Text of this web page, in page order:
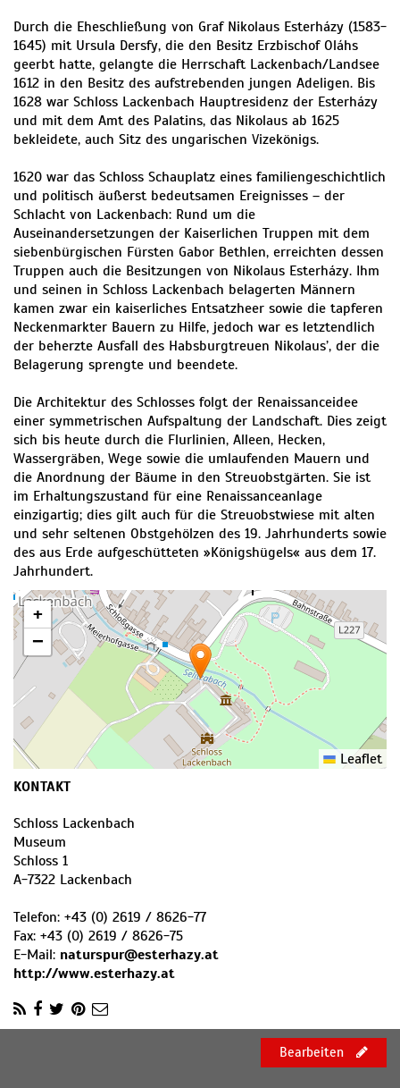
Durch die Eheschließung von Graf Nikolaus Esterházy (1583-
1645) mit Ursula Dersfy, die den Besitz Erzbischof Oláhs
geerbt hatte, gelangte die Herrschaft Lackenbach/Landsee
1612 in den Besitz des aufstrebenden jungen Adeligen. Bis
1628 war Schloss Lackenbach Hauptresidenz der Esterházy
und mit dem Amt des Palatins, das Nikolaus ab 1625
bekleidete, auch Sitz des ungarischen Vizekönigs.
1620 war das Schloss Schauplatz eines familiengeschichtlich
und politisch äußerst bedeutsamen Ereignisses – der
Schlacht von Lackenbach: Rund um die
Auseinandersetzungen der Kaiserlichen Truppen mit dem
siebenbürgischen Fürsten Gabor Bethlen, erreichten dessen
Truppen auch die Besitzungen von Nikolaus Esterházy. Ihm
und seinen in Schloss Lackenbach belagerten Männern
kamen zwar ein kaiserliches Entsatzheer sowie die tapferen
Neckenmarkter Bauern zu Hilfe, jedoch war es letztendlich
der beherzte Ausfall des Habsburgtreuen Nikolaus’, der die
Belagerung sprengte und beendete.
Die Architektur des Schlosses folgt der Renaissanceidee
einer symmetrischen Aufspaltung der Landschaft. Dies zeigt
sich bis heute durch die Flurlinien, Alleen, Hecken,
Wassergräben, Wege sowie die umlaufenden Mauern und
die Anordnung der Bäume in den Streuobstgärten. Sie ist
im Erhaltungszustand für eine Renaissanceanlage
einzigartig; dies gilt auch für die Streuobstwiese mit alten
und sehr seltenen Obstgehölzen des 19. Jahrhunderts sowie
des aus Erde aufgeschütteten »Königshügels« aus dem 17.
Jahrhundert.
+
−
Leaflet
KONTAKT
Schloss Lackenbach
Museum
Schloss 1
A-7322 Lackenbach
Telefon: +43 (0) 2619 / 8626-77
Fax: +43 (0) 2619 / 8626-75
E-Mail: naturspur@esterhazy.at
http://www.esterhazy.at
Bearbeiten